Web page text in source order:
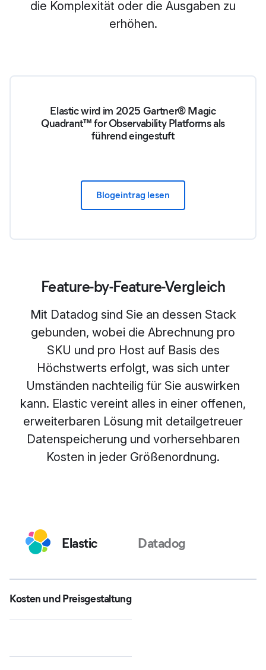
die Komplexität oder die Ausgaben zu
erhöhen.
Elastic wird im 2025 Gartner® Magic
Quadrant™ for Observability Platforms als
führend eingestuft
Blogeintrag lesen
Feature-by-Feature-Vergleich
Mit Datadog sind Sie an dessen Stack
gebunden, wobei die Abrechnung pro
SKU und pro Host auf Basis des
Höchstwerts erfolgt, was sich unter
Umständen nachteilig für Sie auswirken
kann. Elastic vereint alles in einer offenen,
erweiterbaren Lösung mit detailgetreuer
Datenspeicherung und vorhersehbaren
Kosten in jeder Größenordnung.
Elastic Datadog
Kosten und Preisgestaltung